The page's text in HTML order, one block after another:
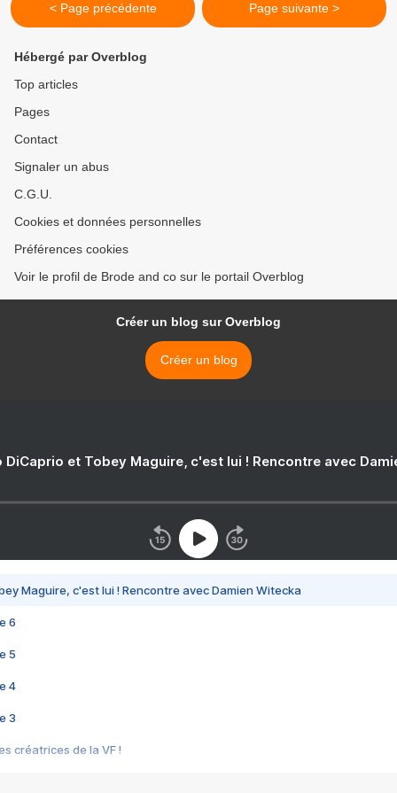
< Page précédente Page suivante >
Hébergé par Overblog
Top articles
Pages
Contact
Signaler un abus
C.G.U.
Cookies et données personnelles
Préférences cookies
Voir le profil de Brode and co sur le portail Overblog
Créer un blog sur Overblog
Créer un blog
DiCaprio et Tobey Maguire, c'est lui ! Rencontre avec
Maguire, c'est lui ! Rencontre avec Damien Witecka
6
5
4
3
créatrices de la VF !